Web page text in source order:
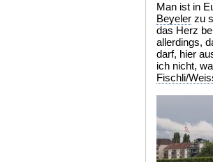
Man ist in
Beyeler zu
das Herz
allerdings,
darf, hier
ich nicht,
Fischli/